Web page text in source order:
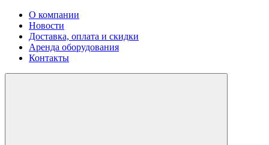
О компании
Новости
Доставка, оплата и скидки
Аренда оборудования
Контакты